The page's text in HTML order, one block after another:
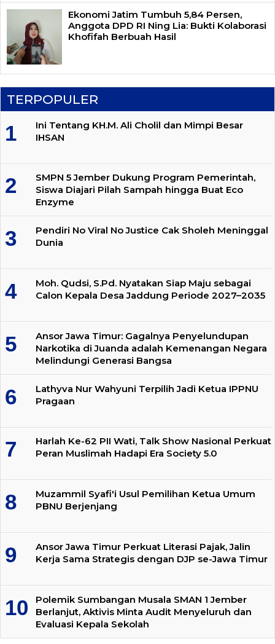
Ekonomi Jatim Tumbuh 5,84 Persen,
Anggota DPD RI Ning Lia: Bukti Kolaborasi
Khofifah Berbuah Hasil
TERPOPULER
Ini Tentang KH.M. Ali Cholil dan Mimpi Besar
IHSAN
SMPN 5 Jember Dukung Program Pemerintah,
Siswa Diajari Pilah Sampah hingga Buat Eco
Enzyme
Pendiri No Viral No Justice Cak Sholeh Meninggal
Dunia
Moh. Qudsi, S.Pd. Nyatakan Siap Maju sebagai
Calon Kepala Desa Jaddung Periode 2027–2035
Ansor Jawa Timur: Gagalnya Penyelundupan
Narkotika di Juanda adalah Kemenangan Negara
Melindungi Generasi Bangsa
Lathyva Nur Wahyuni Terpilih Jadi Ketua IPPNU
Pragaan
Harlah Ke-62 PII Wati, Talk Show Nasional Perkuat
Peran Muslimah Hadapi Era Society 5.0
Muzammil Syafi'i Usul Pemilihan Ketua Umum
PBNU Berjenjang
Ansor Jawa Timur Perkuat Literasi Pajak, Jalin
Kerja Sama Strategis dengan DJP se-Jawa Timur
Polemik Sumbangan Musala SMAN 1 Jember
Berlanjut, Aktivis Minta Audit Menyeluruh dan
Evaluasi Kepala Sekolah